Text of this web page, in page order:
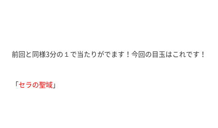
前回と同様3分の１で当たりがでます！今回の目玉はこれです！
「セラの聖域」